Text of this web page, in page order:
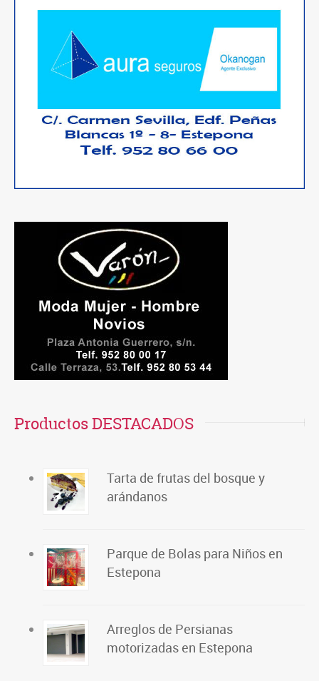
Productos DESTACADOS
Tarta de frutas del bosque y
arándanos
Parque de Bolas para Niños en
Estepona
Arreglos de Persianas
motorizadas en Estepona